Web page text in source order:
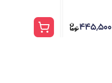
۴۴۵٬۵۰۰